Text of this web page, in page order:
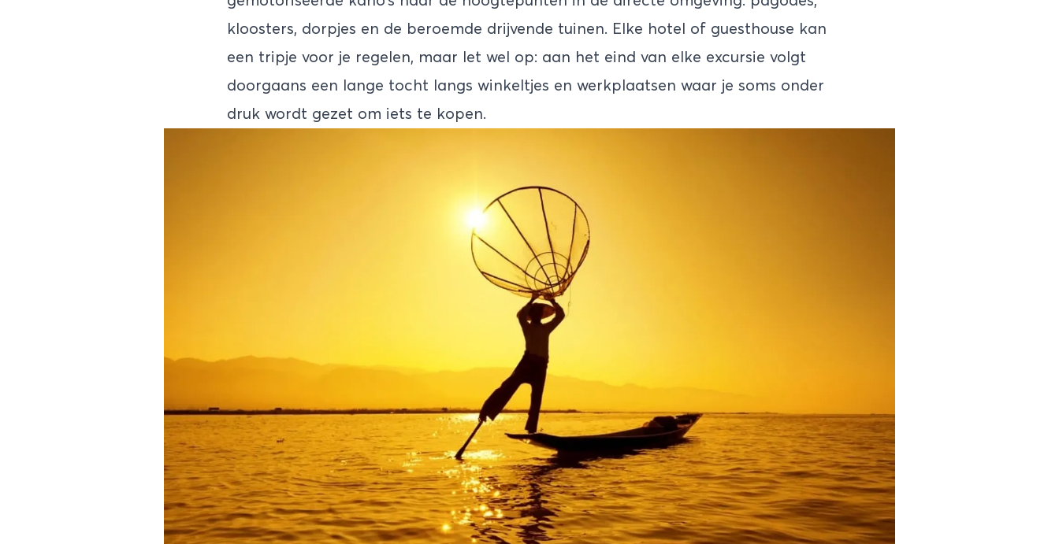
kloosters, dorpjes en de beroemde drijvende tuinen. Elke hotel of guesthouse kan
een tripje voor je regelen, maar let wel op: aan het eind van elke excursie volgt
doorgaans een lange tocht langs winkeltjes en werkplaatsen waar je soms onder
druk wordt gezet om iets te kopen.